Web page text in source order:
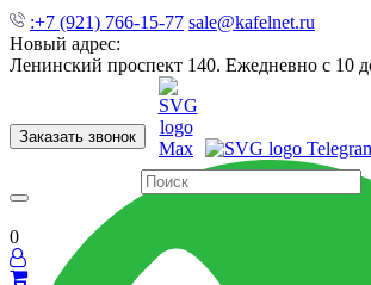
:+7 (921) 766-15-77 sale@kafelnet.ru
Новый адрес:
Ленинский проспект 140. Ежедневно с 10
Заказать звонок
60x120 60x60 Для ванной Для
0